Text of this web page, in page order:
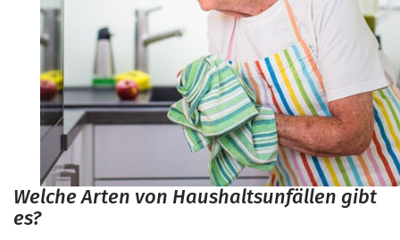
Welche Arten von Haushaltsunfällen gibt
es?